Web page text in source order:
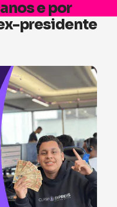
e por
presidente